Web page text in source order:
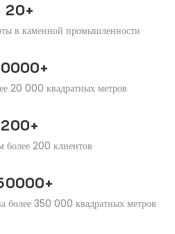
20+
в каменной промышленности
20 000 квадратных метров
200+
более 200 клиентов
более 350 000 квадратных метров